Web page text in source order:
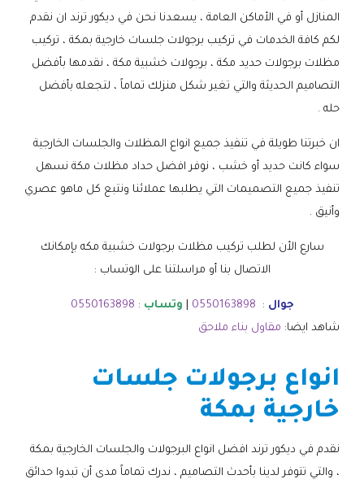
المنازل أو في الأماكن العامة ، يسعدنا نحن في ديكور ترند ان نقدم
لكم كافة الخدمات في تركيب برجولات جلسات خارجية بمكة ، تركيب
مظلات برجولات حديد مكة ، برجولات خشبية مكة ، نقدمها بأفضل
التصاميم الحديثة والتي تغير شكل منزلك تماماً ، لتجعله بأفضل
حله .
ان خبرتنا طويلة في تنفيذ جميع انواع المظلات والجلسات الخارجية
سواء كانت حديد أو خشب ، نوفر افضل حداد مظلات مكة نسهل
تنفيذ جميع التصميمات التي يطلبها عملائنا ونتبع كل ماهو عصري
وأنيق .
سارع الأن لطلب تركيب مظلات برجولات خشبية مكه بإمكانك
الاتصال بنا أو مراسلتنا على الوتساب :
جوال :
0550163898 وتساب :
0550163898
شاهد ايضا: مقاول بناء ملاحق
انواع برجولات جلسات
خارجية بمكة
نقدم في ديكور ترند افضل انواع البرجولات والجلسات الخارجية بمكة
، والتي تتوفر لدينا بأحدث التصاميم ، ندرك تماماً مدى أن تبدوا حدائق